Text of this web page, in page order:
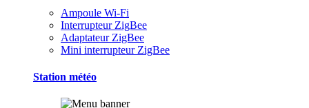
Ampoule Wi-Fi
Interrupteur ZigBee
Adaptateur ZigBee
Mini interrupteur ZigBee
Station météo